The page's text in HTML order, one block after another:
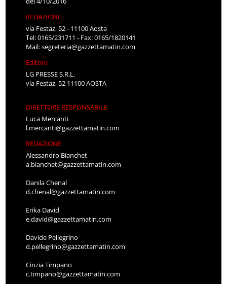
REDAZIONE
via Festaz, 52 - 11100 Aosta
Tel: 0165/231711 - Fax: 0165/1820141
Mail:segreteria@gazzettamatin.com
Editore
LG PRESSE S.R.L.
via Festaz, 52 11100 AOSTA
DIRETTORE RESPONSABILE
Luca Mercanti
l.mercanti@gazzettamatin.com
REDAZIONE
Alessandro Bianchet
a.bianchet@gazzettamatin.com
Danila Chenal
d.chenal@gazzettamatin.com
Erika David
e.david@gazzettamatin.com
Davide Pellegrino
d.pellegrino@gazzettamatin.com
Cinzia Timpano
c.timpano@gazzettamatin.com